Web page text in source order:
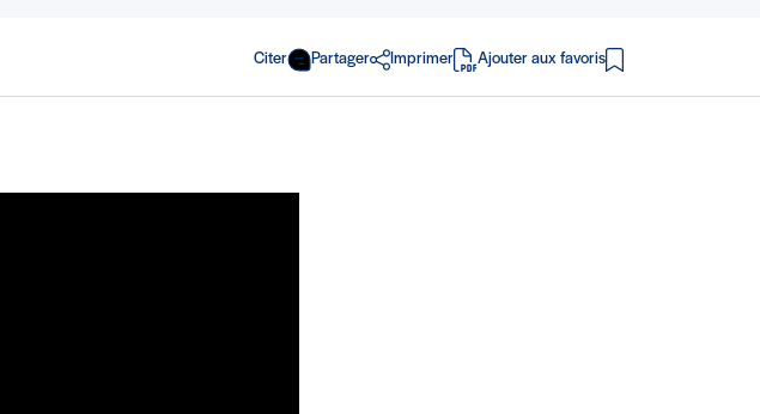
Citer Partager Imprimer
en PDF
Ajouter aux favoris